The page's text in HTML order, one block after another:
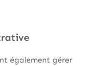
également gérer